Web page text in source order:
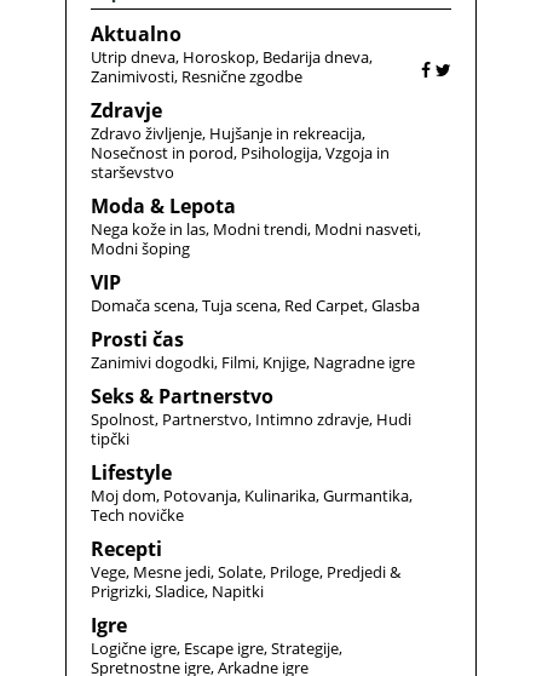
Aktualno
Utrip dneva Horoskop Bedarija dneva
Zanimivosti Resnične zgodbe
Zdravje
Zdravo življenje Hujšanje in rekreacija
Nosečnost in porod Psihologija Vzgoja in
starševstvo
Moda & Lepota
Nega kože in las Modni trendi Modni nasveti
Modni šoping
VIP
Domača scena Tuja scena Red Carpet Glasba
Prosti čas
Zanimivi dogodki Filmi Knjige Nagradne igre
Seks & Partnerstvo
Spolnost Partnerstvo Intimno zdravje Hudi
tipčki
Lifestyle
Moj dom Potovanja Kulinarika Gurmantika
Tech novičke
Recepti
Vege Mesne jedi Solate Priloge Predjedi &
Prigrizki Sladice Napitki
Igre
Logične igre Escape igre Strategije
Spretnostne igre Arkadne igre